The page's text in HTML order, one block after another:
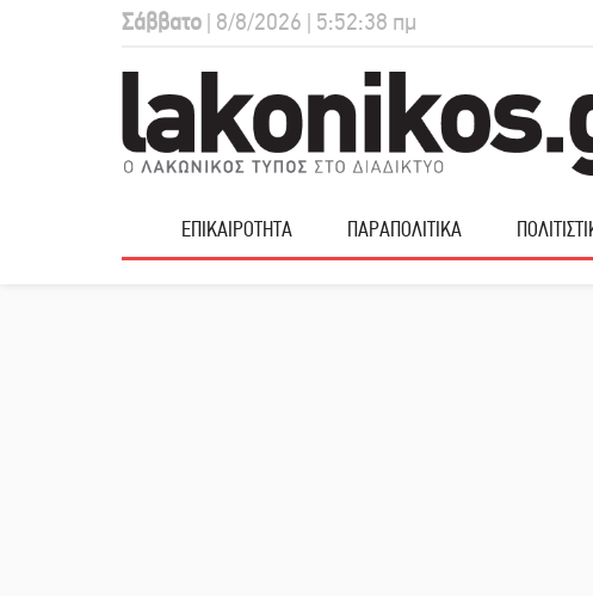
Σάββατο | 8/8/2026 | 5:52:39 πμ
ΕΠΙΚΑΙΡΟΤΗΤΑ ΠΑΡΑΠΟΛΙΤΙΚΑ